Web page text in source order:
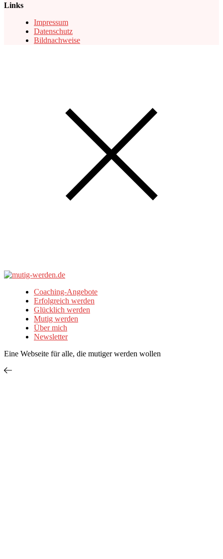
Links
Impressum
Datenschutz
Bildnachweise
Coaching-Angebote
Erfolgreich werden
Glücklich werden
Mutig werden
Über mich
Newsletter
Eine Webseite für alle, die mutiger werden wollen